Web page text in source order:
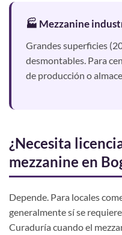
🏭 Mezzanine
Grandes superficies
desmontables. Para
de producción o
¿Necesita
mezzanine en
Depende. Para locales
generalmente sí se
Curaduría cuando el